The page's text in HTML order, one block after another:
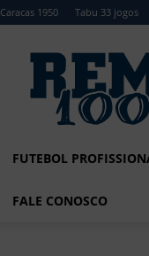
Caracas 1950 Tabu 33 jogos
FUTEBOL
FALE CONOSCO